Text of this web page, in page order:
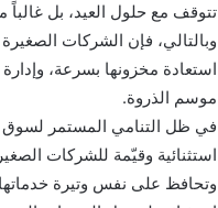
تتوقف مع حلول العيد، بل
وبالتالي، فإن الشركات
استعادة مخزونها بسرعة،
موسم الذروة.
في ظل التنامي المستمر لسوق
استثنائية وقيّمة للشركات
وتحافظ على نفس وتيرة